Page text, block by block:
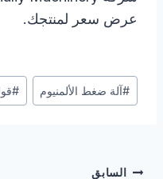
عرض سعر لمنتجك.
وسوم
المقال:
#آلة ضغط الألمنيوم #
تصفّح
السابق